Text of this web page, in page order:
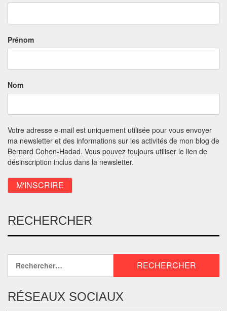
Prénom
Nom
Votre adresse e-mail est uniquement utilisée pour vous envoyer
ma newsletter et des informations sur les activités de mon blog de
Bernard Cohen-Hadad. Vous pouvez toujours utiliser le lien de
désinscription inclus dans la newsletter.
RECHERCHER
RÉSEAUX SOCIAUX